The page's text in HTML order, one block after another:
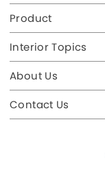
Product
Interior Topics
About Us
Contact Us